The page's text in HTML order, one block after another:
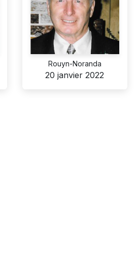
Rouyn-Noranda
20 janvier 2022